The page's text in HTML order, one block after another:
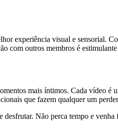
experiência visual e sensorial.
com outros membros é
mais íntimos. Cada vídeo é
que fazem qualquer um
Não perca tempo e